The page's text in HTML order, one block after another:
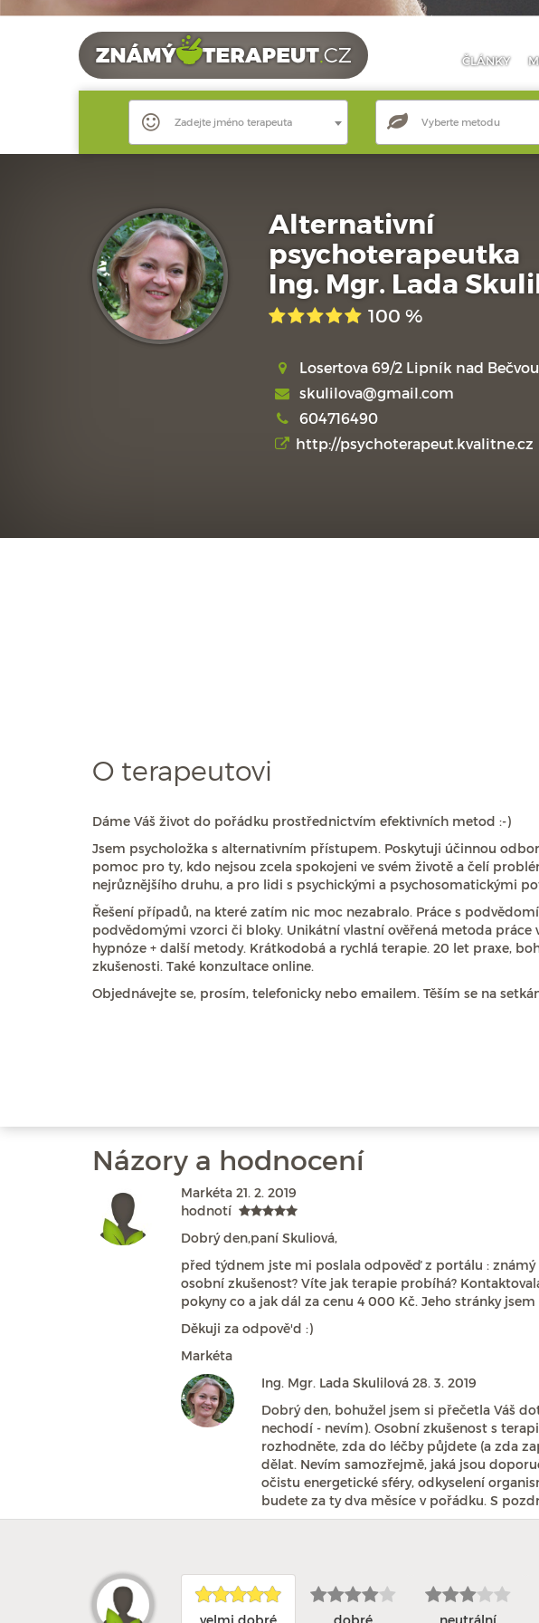
ČLÁNKY
Zadejte jméno terapeuta Vyberte metodu
Alternativní
psychoterapeutka
Ing. Mgr. Lada
100 %
Losertova 69/2 Lipník nad Bečvou
skulilova@gmail.com
604716490
http://psychoterapeut.kvalitne.cz
O terapeutovi
Dáme Váš život do pořádku prostřednictvím efektivních metod :-)
Jsem psycholožka s alternativním přístupem. Poskytuji účinnou
pomoc pro ty, kdo nejsou zcela spokojeni ve svém životě a čelí
nejrůznějšího druhu, a pro lidi s psychickými a psychosomatickými
Řešení případů, na které zatím nic moc nezabralo. Práce s
podvědomými vzorci či bloky. Unikátní vlastní ověřená metoda práce
hypnóze + další metody. Krátkodobá a rychlá terapie. 20 let praxe,
zkušenosti. Také konzultace online.
Objednávejte se, prosím, telefonicky nebo emailem. Těším se na
Názory a hodnocení
Markéta 21. 2. 2019
hodnotí
Dobrý den,paní Skuliová,
před týdnem jste mi poslala odpověď z portálu :
osobní zkušenost? Víte jak terapie probíhá?
pokyny co a jak dál za cenu 4 000 Kč. Jeho stránky
Děkuji za odpově'd :)
Markéta
Ing. Mgr. Lada Skulilová 28. 3. 2019
Dobrý den, bohužel jsem si přečetla Váš
nechodí - nevím). Osobní zkušenost s
rozhodněte, zda do léčby půjdete (a zda
dělat. Nevím samozřejmě, jaká jsou
očistu energetické sféry, odkyselení
budete za ty dva měsíce v pořádku. S
velmi dobré dobré neutrální